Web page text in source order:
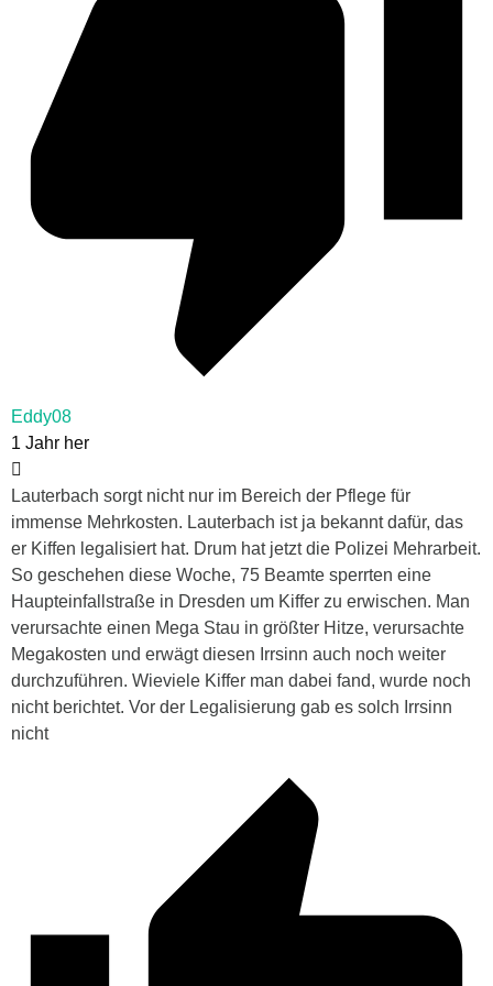
Eddy08
1 Jahr her
Lauterbach sorgt nicht nur im Bereich der Pflege für
immense Mehrkosten. Lauterbach ist ja bekannt dafür, das
er Kiffen legalisiert hat. Drum hat jetzt die Polizei Mehrarbeit.
So geschehen diese Woche, 75 Beamte sperrten eine
Haupteinfallstraße in Dresden um Kiffer zu erwischen. Man
verursachte einen Mega Stau in größter Hitze, verursachte
Megakosten und erwägt diesen Irrsinn auch noch weiter
durchzuführen. Wieviele Kiffer man dabei fand, wurde noch
nicht berichtet. Vor der Legalisierung gab es solch Irrsinn
nicht